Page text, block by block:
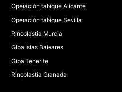
Operación tabique Alicante
Operación tabique Sevilla
Rinoplastia Murcia
Giba Islas Baleares
Giba Tenerife
Rinoplastia Granada